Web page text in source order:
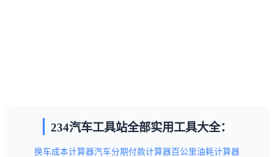
234汽车工具站全部实用工具大全：
换车成本计算器汽车分期付款计算器百公里油耗计算器